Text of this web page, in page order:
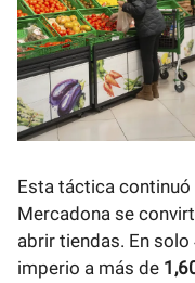
Esta táctica continuó
Mercadona se
abrir tiendas. En
imperio a más de